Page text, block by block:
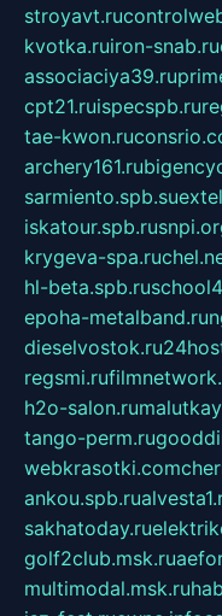
stroyavt.ru
kvotka.ruiron-snab.ru
associaciya39.ru
cpt21.ruispecspb.ru
tae-kwon.ru
archery161.ru
sarmiento.spb.su
iskatour.spb.ru
krygeva-spa.ru
hl-beta.spb.ru
epoha-metalband.ru
dieselvostok.ru
regsmi.ru
h2o-salon.ru
tango-perm.ru
webkrasotki.com
ankou.spb.ru
sakhatoday.ru
golf2club.msk.ru
multimodal.msk.ru